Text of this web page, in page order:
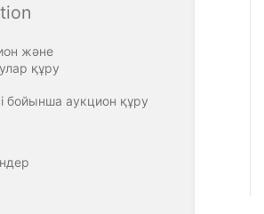
және
құру
бойынша аукцион құру